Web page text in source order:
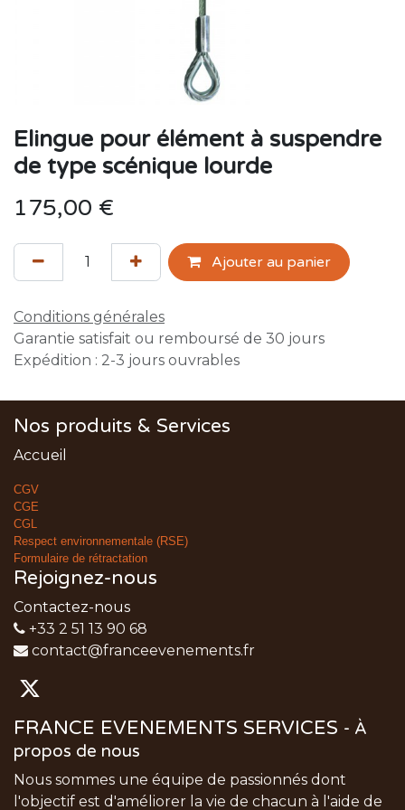
Elingue pour élément à suspendre
de type scénique lourde
175,00 €
Ajouter au panier
Conditions générales
Garantie satisfait ou remboursé de 30 jours
Expédition : 2-3 jours ouvrables
Nos produits & Services
Accueil
CGV
CGE
CGL
Respect environnementale (RSE)
Formulaire de rétractation
Rejoignez-nous
Contactez-nous
+33 2 51 13 90 68
contact@franceevenements.fr
FRANCE EVENEMENTS SERVICES - À
propos de nous
Nous sommes une équipe de passionnés dont
l'objectif est d'améliorer la vie de chacun à l'aide de